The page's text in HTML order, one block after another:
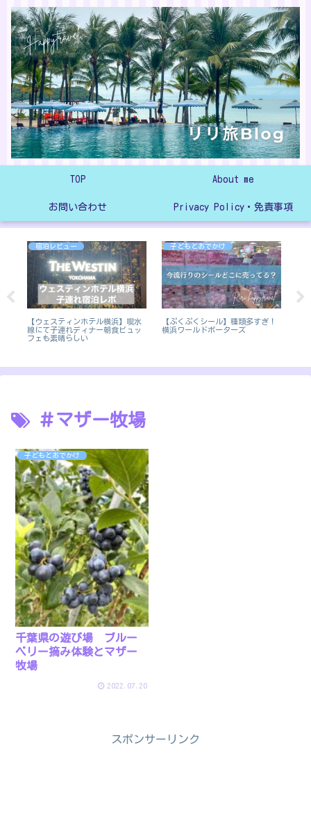
TOP About me
お問い合わせ Privacy Policy・免責事項
宿泊レビュー
【ウェスティンホテル横浜】喫水
線にて子連れディナー朝食ビュッ
フェも素晴らしい
子どもとおでかけ
【ぷくぷくシール】種類多すぎ！
横浜ワールドポーターズ
＃マザー牧場
子どもとおでかけ
千葉県の遊び場 ブルー
ベリー摘み体験とマザー
牧場
2022.07.20
スポンサーリンク